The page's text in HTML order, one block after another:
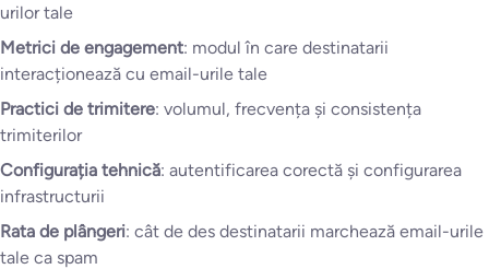
urilor tale
Metrici de engagement: modul în care destinatarii
interacționează cu email-urile tale
Practici de trimitere: volumul, frecvența și consistența
trimiterilor
Configurația tehnică: autentificarea corectă și configurarea
infrastructurii
Rata de plângeri: cât de des destinatarii marchează email-urile
tale ca spam